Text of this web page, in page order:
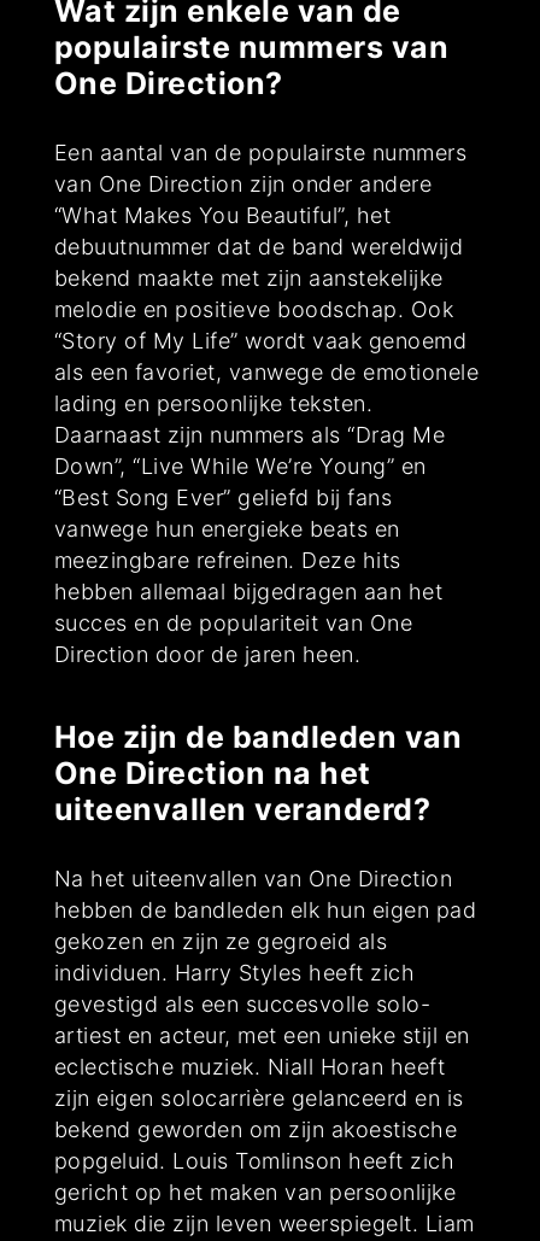
Wat zijn enkele van de
populairste nummers van
One Direction?
Een aantal van de populairste nummers
van One Direction zijn onder andere
“What Makes You Beautiful”, het
debuutnummer dat de band wereldwijd
bekend maakte met zijn aanstekelijke
melodie en positieve boodschap. Ook
“Story of My Life” wordt vaak genoemd
als een favoriet, vanwege de emotionele
lading en persoonlijke teksten.
Daarnaast zijn nummers als “Drag Me
Down”, “Live While We’re Young” en
“Best Song Ever” geliefd bij fans
vanwege hun energieke beats en
meezingbare refreinen. Deze hits
hebben allemaal bijgedragen aan het
succes en de populariteit van One
Direction door de jaren heen.
Hoe zijn de bandleden van
One Direction na het
uiteenvallen veranderd?
Na het uiteenvallen van One Direction
hebben de bandleden elk hun eigen pad
gekozen en zijn ze gegroeid als
individuen. Harry Styles heeft zich
gevestigd als een succesvolle solo-
artiest en acteur, met een unieke stijl en
eclectische muziek. Niall Horan heeft
zijn eigen solocarrière gelanceerd en is
bekend geworden om zijn akoestische
popgeluid. Louis Tomlinson heeft zich
gericht op het maken van persoonlijke
muziek die zijn leven weerspiegelt. Liam